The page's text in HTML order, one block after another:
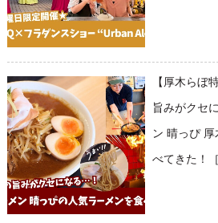
【厚木らぼ
旨みがクセ
ン 晴っぴ
べてきた！